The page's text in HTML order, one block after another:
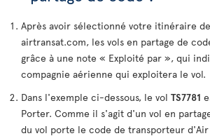
Après avoir sélectionné votre itinéraire
airtransat.com, les vols en partage de
grâce à une note « Exploité par », qui
compagnie aérienne qui exploitera le vol.
Dans l'exemple ci-dessous, le vol TS7781
Porter. Comme il s'agit d'un vol en
du vol porte le code de transporteur d'Air